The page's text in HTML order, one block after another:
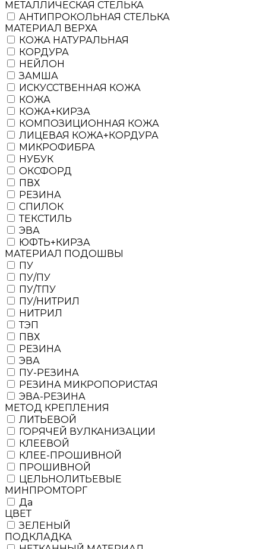
МЕТАЛЛИЧЕСКАЯ СТЕЛЬКА
АНТИПРОКОЛЬНАЯ СТЕЛЬКА
МАТЕРИАЛ ВЕРХА
КОЖА НАТУРАЛЬНАЯ
КОРДУРА
НЕЙЛОН
ЗАМША
ИСКУССТВЕННАЯ КОЖА
КОЖА
КОЖА+КИРЗА
КОМПОЗИЦИОННАЯ КОЖА
ЛИЦЕВАЯ КОЖА+КОРДУРА
МИКРОФИБРА
НУБУК
ОКСФОРД
ПВХ
РЕЗИНА
СПИЛОК
ТЕКСТИЛЬ
ЭВА
ЮФТЬ+КИРЗА
МАТЕРИАЛ ПОДОШВЫ
ПУ
ПУ/ПУ
ПУ/ТПУ
ПУ/НИТРИЛ
НИТРИЛ
ТЭП
ПВХ
РЕЗИНА
ЭВА
ПУ-РЕЗИНА
РЕЗИНА МИКРОПОРИСТАЯ
ЭВА-РЕЗИНА
МЕТОД КРЕПЛЕНИЯ
ЛИТЬЕВОЙ
ГОРЯЧЕЙ ВУЛКАНИЗАЦИИ
КЛЕЕВОЙ
КЛЕЕ-ПРОШИВНОЙ
ПРОШИВНОЙ
ЦЕЛЬНОЛИТЬЕВЫЕ
МИНПРОМТОРГ
Да
ЦВЕТ
ЗЕЛЕНЫЙ
ПОДКЛАДКА